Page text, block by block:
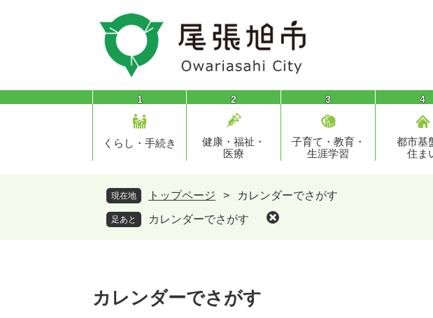
頭
飛
1
くらし・手続き
2
健康・福祉・
医療
3
子育て・教育・
生涯学習
4
都市基
住ま
現在地 トップページ > カレンダーでさがす
足あと カレンダーでさがす
文
カレンダーでさがす